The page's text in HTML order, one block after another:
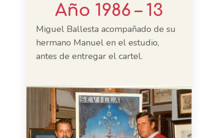
Año 1986 – 13
Miguel Ballesta acompañado de su
hermano Manuel en el estudio,
antes de entregar el cartel.